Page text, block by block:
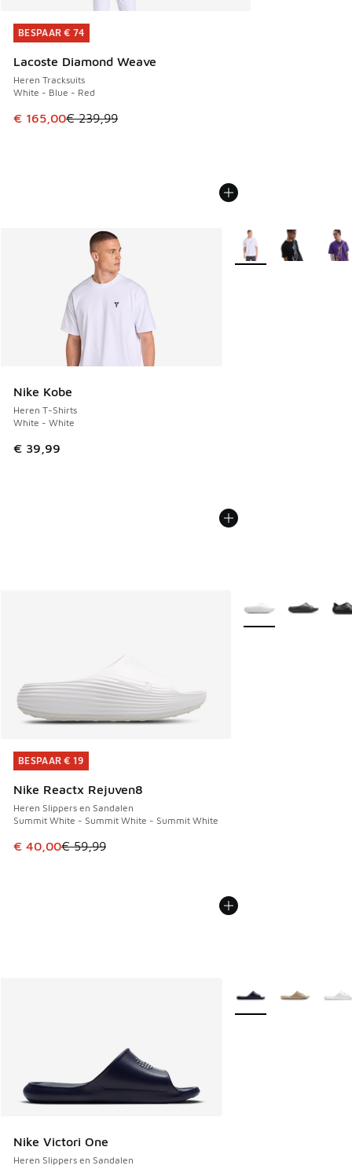
BESPAAR € 74
Lacoste Diamond Weave
Heren Tracksuits
White - Blue - Red
Dit artikel is in de uitverkoop. Dit artikel is in de
€ 165,00€ 239,99
BESPAAR € 74
Nike Kobe
Heren T-Shirts
White - White
€ 39,99
Meer kleuren
BESPAAR € 19
Nike Reactx Rejuven8
Heren Slippers en Sandalen
Summit White - Summit White - Summit White
Dit artikel is in de uitverkoop. Dit artikel is in de
€ 40,00€ 59,99
BESPAAR € 19
Meer kleuren
Nike Victori One
Heren Slippers en Sandalen
Meer kleuren